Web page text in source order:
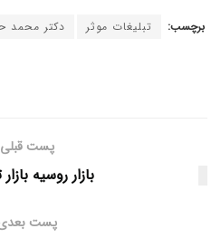
برچسب: تبلیغات موثر دکتر محمد
پست قبلی
بازار روسیه
پست